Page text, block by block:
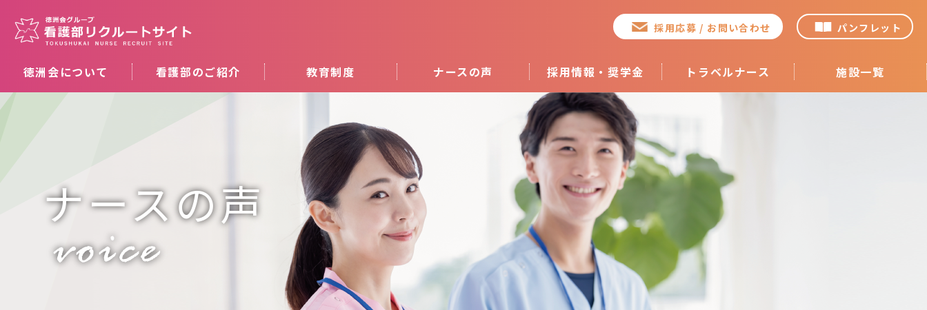
採用応募 / お問い合わせ パンフレット
徳洲会について 看護部のご紹介 教育制度 ナースの声 採用情報・奨学金 トラベルナース 施設一覧
ナースの声